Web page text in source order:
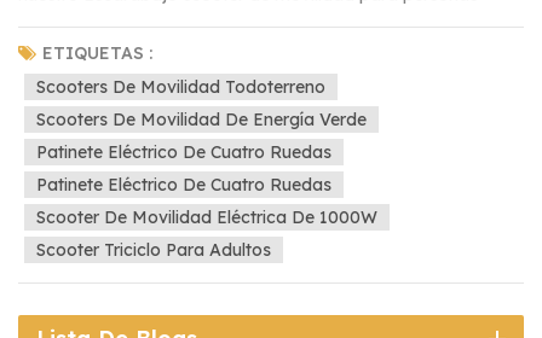
mayores en el Año Nuevo de 2026.En respuesta a la gran
preferencia de nuestros clientes, nos complace agregar esta
elegante opción azul a nuestros colores rojo, gris y negro
existentes. El azul representa libertad, lealtad y
eleganciaConducir un scooter Beetle azul te da confianza y
control, permitiéndote disfrutar de la vida con independencia
y estilo. 💙Al comenzar el nuevo año, te mereces un nuevo
Beetle: un nuevo comienzo hacia una vida más independiente
y activa. ✨ Características del Skyblue Beetle:1. Diseño
estable de cuatro ruedas con sistema de suspensión
independiente.2. Iluminación LED con nuevo anillo de luz:
ETIQUETAS :
Scooters De Movilidad Todoterreno
Scooters De Movilidad De Energía Verde
Patinete Eléctrico De Cuatro Ruedas
Patinete Eléctrico De Cuatro Ruedas
Scooter De Movilidad Eléctrica De 1000W
Scooter Triciclo Para Adultos